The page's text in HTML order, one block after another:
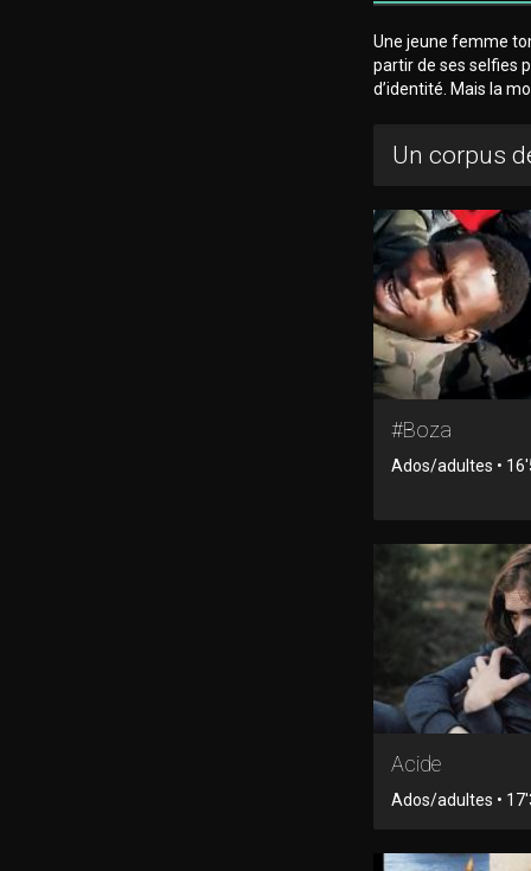
Une jeune femme
partir de ses selfies
d’identité. Mais la
Un corpus
#Boza
Ados/adultes •
Acide
Ados/adultes •